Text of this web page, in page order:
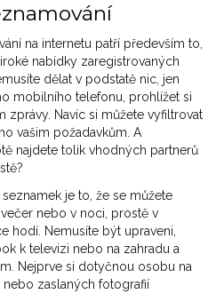
na internetu patří především to,
nabídky zaregistrovaných
dělat v podstatě nic, jen
mobilního telefonu, prohlížet si
zprávy. Navíc si můžete vyfiltrovat
vašim požadavkům. A
najdete tolik vhodných partnerů
je to, že se můžete
nebo v noci, prostě v
hodí. Nemusíte být upraveni,
k televizi nebo na zahradu a
Nejprve si dotyčnou osobu na
zaslaných fotografií